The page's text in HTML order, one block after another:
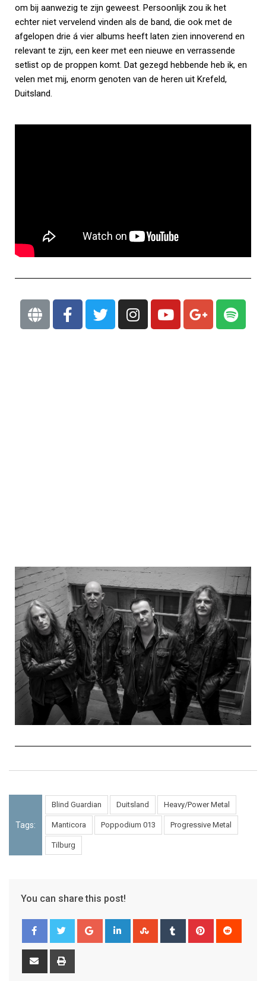
om bij aanwezig te zijn geweest. Persoonlijk zou ik het
echter niet vervelend vinden als de band, die ook met de
afgelopen drie á vier albums heeft laten zien innoverend en
relevant te zijn, een keer met een nieuwe en verrassende
setlist op de proppen komt. Dat gezegd hebbende heb ik, en
velen met mij, enorm genoten van de heren uit Krefeld,
Duitsland.
Tags:
Blind Guardian Duitsland Heavy/Power Metal
Manticora Poppodium 013 Progressive Metal
Tilburg
You can share this post!